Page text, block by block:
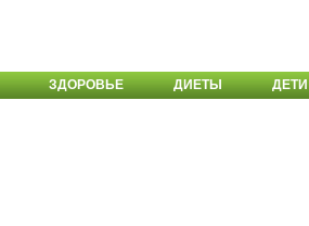
ЗДОРОВЬЕ ДИЕТЫ ДЕТИ